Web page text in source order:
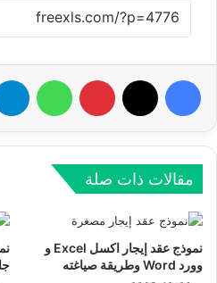
فيسبوك بينتيريست واتساب
مقالات ذات صلة
نموذج عقد إيجار اكسل Excel و
وورد Word وطريقة صياغته